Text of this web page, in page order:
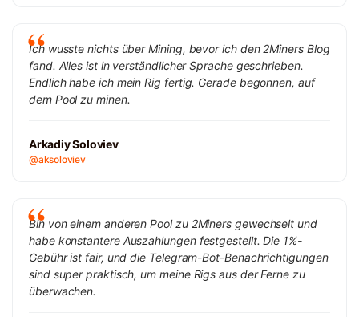
Ich wusste nichts über Mining, bevor ich den 2Miners Blog
fand. Alles ist in verständlicher Sprache geschrieben.
Endlich habe ich mein Rig fertig. Gerade begonnen, auf
dem Pool zu minen.
Arkadiy Soloviev
@aksoloviev
Bin von einem anderen Pool zu 2Miners gewechselt und
habe konstantere Auszahlungen festgestellt. Die 1%-
Gebühr ist fair, und die Telegram-Bot-Benachrichtigungen
sind super praktisch, um meine Rigs aus der Ferne zu
überwachen.